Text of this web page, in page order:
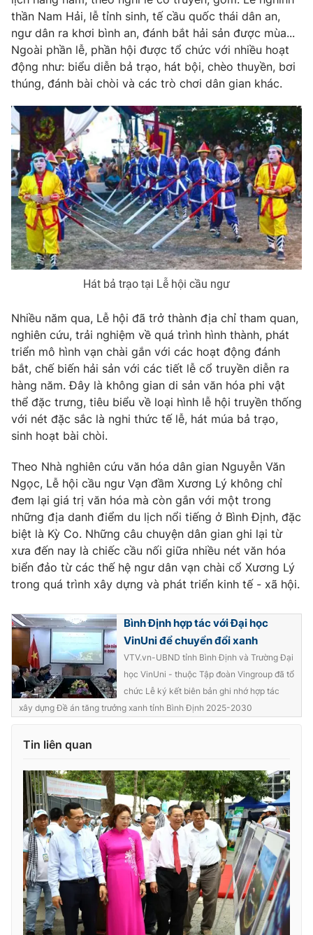
Hậu trường
Nhân vật
Khán giả
Giải sao mai
Giải trí
Điện ảnh
Âm nhạc
Đời sống
Du lịch
Làm đẹp
Chất lượng cuộc sống
Giáo dục
Tuyển sinh
Học trực tuyến
Công nghệ
Hitech Công nghệ tương lai
Sản phẩm
Thị trường
Tư vấn
Giao lưu trực tuyến
Lịch phát sóng
Chuyên mục khác
Podcast
Photo Infographic
Video Shorts video
VTV Money VTV Thể thao
Thị trường 24h Tấm lòng Việt
VTV4 Vươn mình bằng AI
VTV9 VTV8
Liên hệ tòa soạn English
THỜI BÁO VTV
Theo dõi báo trên
Cơ quan chủ quản:Đài Truyền hình Việt Nam
Cơ quan báo chí:Thời báo VTV
Giấy phép hoạt động báo in và báo điện tử số 483/GP-BTTTT
cấp ngày 29/12/2023
Tổng Biên tập: Vũ Thanh Thủy
Phó Tổng Biên tập:Nguyễn Thị Mỹ Hạnh, Phạm Quốc Thắng,
Nguyễn Trọng Ninh
Tổng đài VTV: 024.38 355 931 - 024.38 355 932
thần Nam Hải, lễ tỉnh sinh, tế cầu quốc thái dân an,
ngư dân ra khơi bình an, đánh bắt hải sản được mùa...
Ngoài phần lễ, phần hội được tổ chức với nhiều hoạt
động như: biểu diễn bả trạo, hát bội, chèo thuyền, bơi
thúng, đánh bài chòi và các trò chơi dân gian khác.
Hát bả trạo tại Lễ hội cầu ngư
Nhiều năm qua, Lễ hội đã trở thành địa chỉ tham quan,
nghiên cứu, trải nghiệm về quá trình hình thành, phát
triển mô hình vạn chài gắn với các hoạt động đánh
bắt, chế biến hải sản với các tiết lễ cổ truyền diễn ra
hàng năm. Đây là không gian di sản văn hóa phi vật
thể đặc trưng, tiêu biểu về loại hình lễ hội truyền thống
với nét đặc sắc là nghi thức tế lễ, hát múa bả trạo,
sinh hoạt bài chòi.
Theo Nhà nghiên cứu văn hóa dân gian Nguyễn Văn
Ngọc, Lễ hội cầu ngư Vạn đầm Xương Lý không chỉ
đem lại giá trị văn hóa mà còn gắn với một trong
những địa danh điểm du lịch nổi tiếng ở Bình Định, đặc
biệt là Kỳ Co. Những câu chuyện dân gian ghi lại từ
xưa đến nay là chiếc cầu nối giữa nhiều nét văn hóa
biển đảo từ các thế hệ ngư dân vạn chài cổ Xương Lý
trong quá trình xây dựng và phát triển kinh tế - xã hội.
Bình Định hợp tác với Đại học
VinUni để chuyển đổi xanh
VTV.vn-UBND tỉnh Bình Định và Trường Đại
học VinUni - thuộc Tập đoàn Vingroup đã tổ
chức Lễ ký kết biên bản ghi nhớ hợp tác
xây dựng Đề án tăng trưởng xanh tỉnh Bình Định 2025-2030
Tin liên quan